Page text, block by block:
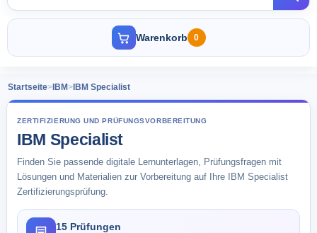
Warenkorb 0
Startseite> IBM> IBM Specialist
ZERTIFIZIERUNG UND PRÜFUNGSVORBEREITUNG
IBM Specialist
Finden Sie passende digitale Lernunterlagen, Prüfungsfragen mit
Lösungen und Materialien zur Vorbereitung auf Ihre IBM Specialist
Zertifizierungsprüfung.
15 Prüfungen